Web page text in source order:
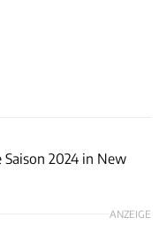
2024 in New
ANZEIGE